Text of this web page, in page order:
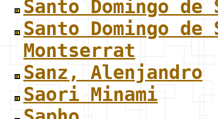
Santo Domingo
Santo Domingo
Montserrat
Sanz, Alenjandro
Saori Minami